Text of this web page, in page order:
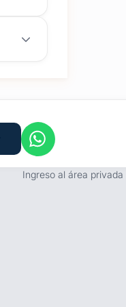
Proveedores
Registro de proveedores
Ingreso al área privada